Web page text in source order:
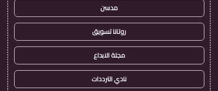
مدسن
روتانا تسويق
مجلة الابداع
نادي الترددات